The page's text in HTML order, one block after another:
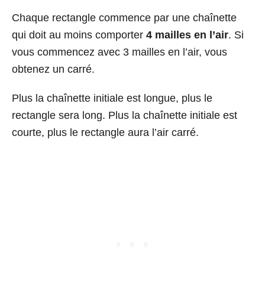
Chaque rectangle commence par une chaînette
qui doit au moins comporter 4 mailles en l’air. Si
vous commencez avec 3 mailles en l’air, vous
obtenez un carré.
Plus la chaînette initiale est longue, plus le
rectangle sera long. Plus la chaînette initiale est
courte, plus le rectangle aura l’air carré.